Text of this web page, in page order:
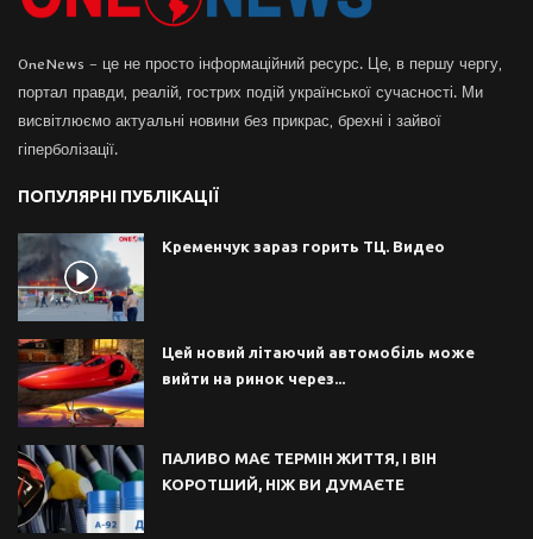
OneNews – це не просто інформаційний ресурс. Це, в першу чергу,
портал правди, реалій, гострих подій української сучасності. Ми
висвітлюємо актуальні новини без прикрас, брехні і зайвої
гіперболізації.
ПОПУЛЯРНІ ПУБЛІКАЦІЇ
Кременчук зараз горить ТЦ. Видео
Цей новий літаючий автомобіль може
вийти на ринок через...
ПАЛИВО МАЄ ТЕРМІН ЖИТТЯ, І ВІН
КОРОТШИЙ, НІЖ ВИ ДУМАЄТЕ